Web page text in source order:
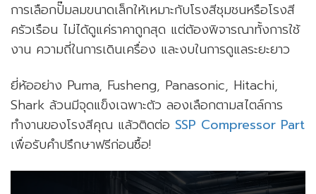
การเลือกปั๊มลมขนาดเล็กให้เหมาะกับโรงสีชุมชนหรือโรงสี
ครัวเรือน ไม่ได้ดูแค่ราคาถูกสุด แต่ต้องพิจารณาทั้งการใช้
งาน ความถี่ในการเดินเครื่อง และงบในการดูแลระยะยาว
ยี่ห้ออย่าง Puma, Fusheng, Panasonic, Hitachi,
Shark ล้วนมีจุดแข็งเฉพาะตัว ลองเลือกตามสไตล์การ
ทำงานของโรงสีคุณ แล้วติดต่อ SSP Compressor Part
เพื่อรับคำปรึกษาฟรีก่อนซื้อ!